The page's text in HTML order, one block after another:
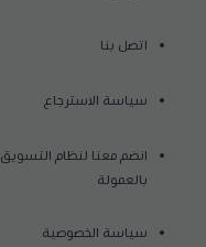
اتصل بنا
سياسة الاسترجاع
انضم معنا لنظام التسويق
بالعمولة
سياسة الخصوصية